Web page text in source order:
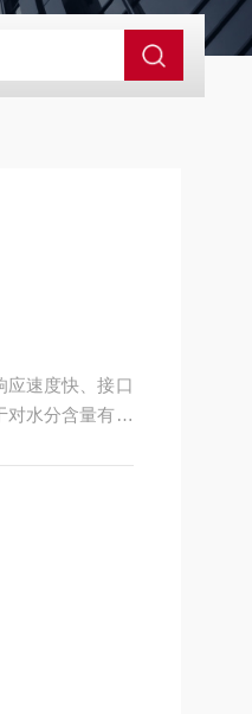
微量水露点分析仪 电厂用
应速度快、接口
对水分含量有严